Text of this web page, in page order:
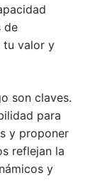
de
tu valor y
son claves.
para
y proponer
reflejan la
y